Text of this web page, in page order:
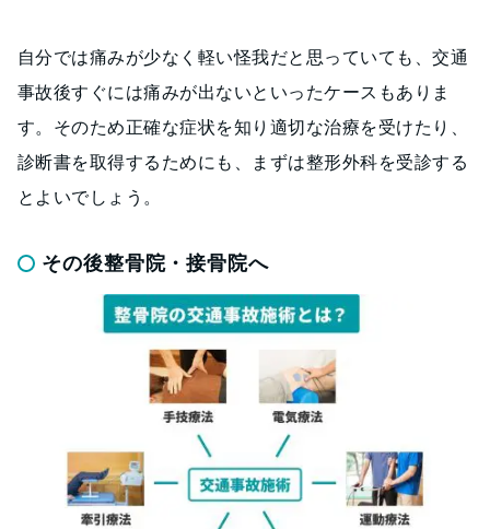
自分では痛みが少なく軽い怪我だと思っていても、交通
事故後すぐには痛みが出ないといったケースもありま
す。そのため正確な症状を知り適切な治療を受けたり、
診断書を取得するためにも、まずは整形外科を受診する
とよいでしょう。
その後整骨院・接骨院へ